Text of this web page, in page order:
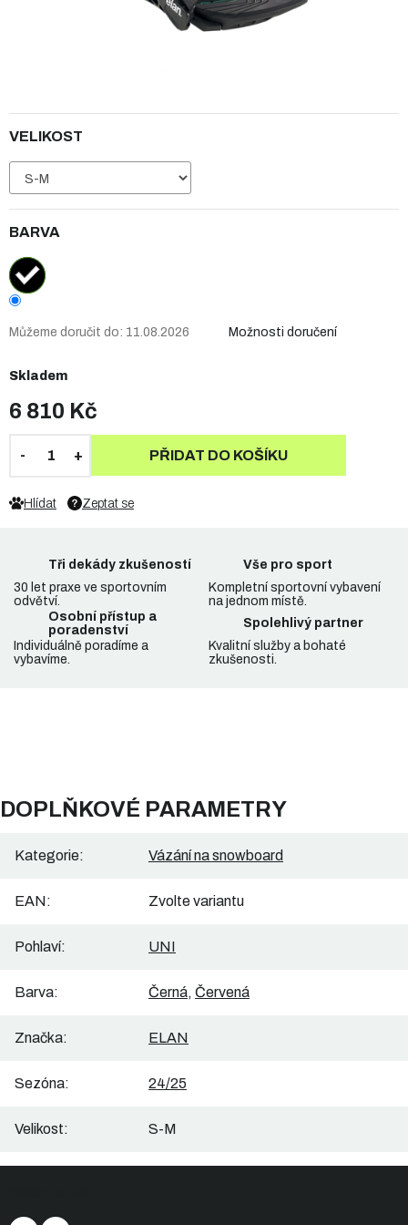
6 810 Kč
Skladem
VELIKOST
BARVA
Můžeme doručit do: 11.08.2026 Možnosti doručení
PŘIDAT DO KOŠÍKU
Zeptat se
Hlídat
Tři dekády zkušeností
30 let praxe ve sportovním
odvětví.
Vše pro sport
Kompletní sportovní vybavení
na jednom místě.
Osobní přístup a
poradenství
Individuálně poradíme a
vybavíme.
Spolehlivý partner
Kvalitní služby a bohaté
zkušenosti.
DOPLŇKOVÉ PARAMETRY
Kategorie: Vázání na snowboard
EAN: Zvolte variantu
Pohlaví: UNI
Barva: Černá, Červená
Značka: ELAN
Sezóna: 24/25
Velikost: S-M